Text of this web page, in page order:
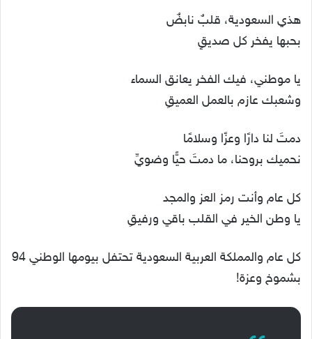
هذي السعودية، قلبٌ نابضٌ
بحبها يفخر كل صديقٍ
يا موطني، فيك الفخر يعانق السماء
وشعبك عازم بالعمل العميقِ
دمتَ لنا دارًا وعزًا وسلامًا
نحميك بروحنا، ما دمتَ حيًّا وضويِّ
كل عام وأنت رمز العز والمجد
يا وطن الخير في القلب باقي ورفيقِ
كل عام والمملكة العربية السعودية تحتفل بيومها الوطني 94
بشموخ وعزة!